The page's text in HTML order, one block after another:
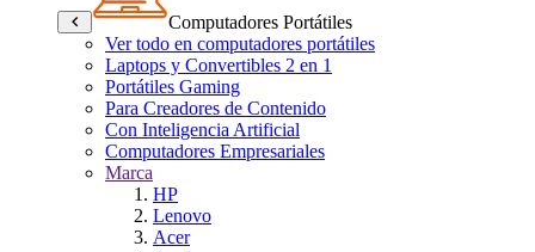
Computadores Portátiles
Ver todo en computadores portátiles
Laptops y Convertibles 2 en 1
Portátiles Gaming
Para Creadores de Contenido
Con Inteligencia Artificial
Computadores Empresariales
Marca
HP
Lenovo
Acer